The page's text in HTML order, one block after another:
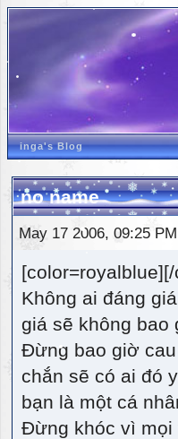
inga's Blog
no name
May 17 2006, 09:25
Không ai đáng
giá sẽ không bao
Đừng bao giờ
chắn sẽ có ai đó
bạn là một cá
Đừng khóc vì mọi